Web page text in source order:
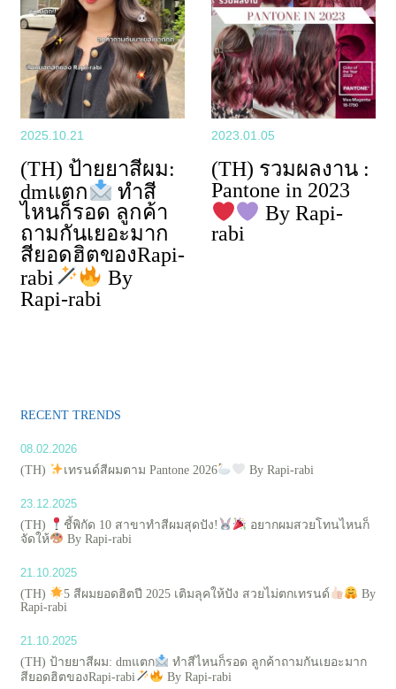
RECENT TRENDS
08.02.2026
(TH)
เทรนด์สีผมตาม Pantone 2026 By Rapi-rabi
23.12.2025
(TH)
ชี้พิกัด 10 สาขาทำสีผมสุดปัง!
อยากผมสวยโทนไหนก็
จัดให้
By Rapi-rabi
21.10.2025
(TH)
5 สีผมยอดฮิตปี 2025 เติมลุคให้ปัง สวยไม่ตกเทรนด์
By
Rapi-rabi
21.10.2025
(TH) ป้ายยาสีผม: dmแตก
ทำสีไหนก็รอด ลูกค้าถามกันเยอะมาก
สียอดฮิตของRapi-rabi
By Rapi-rabi
2025.10.21
(TH) ป้ายยาสีผม:
dmแตก
ทำสี
ไหนก็รอด ลูกค้า
ถามกันเยอะมาก
สียอดฮิตของRapi-
rabi
By
Rapi-rabi
2023.01.05
(TH) รวมผลงาน :
Pantone in 2023
By Rapi-
rabi